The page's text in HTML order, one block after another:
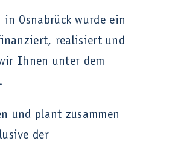
Osnabrück wurde ein
realisiert und
Ihnen unter dem
und plant zusammen
der